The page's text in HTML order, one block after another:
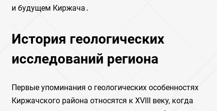
и будущем Киржача․
История геологических
исследований региона
Первые упоминания о геологических особенностях
Киржачского района относятся к XVIII веку, когда